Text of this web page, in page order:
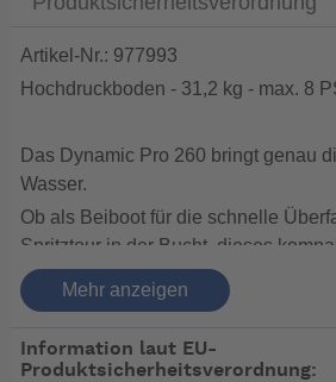
Artikel-Nr.: 977993
Hochdruckboden - 31,2 kg - max. 8
Das Dynamic Pro 260 bringt genau
Wasser.
Ob als Beiboot für die schnelle
Spritztour in der Bucht, dieses
einfach Freude.
Mit einem kleinen Motor gleitet es
an, reagiert direkt und lässt sich
manövrieren. Wer den Schub eines
Mehr anzeigen
Information laut EU-
Produktsicherheitsverordnung: